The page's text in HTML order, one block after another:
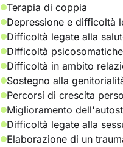
Terapia di coppia
Depressione e difficoltà
Difficoltà legate alla
Difficoltà psicosomatiche
Difficoltà in ambito
Sostegno alla
Percorsi di crescita
Miglioramento
Difficoltà legate alla
Elaborazione di un